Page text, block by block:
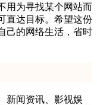
用为寻找某个网站而
直达目标。希望这份
己的网络生活，省时
新闻资讯、影视娱